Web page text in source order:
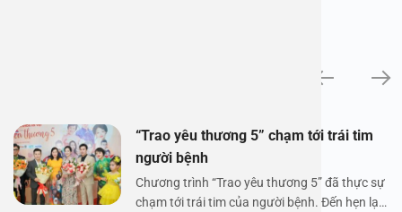
“Trao yêu thương 5” chạm tới trái tim
người bệnh
Chương trình “Trao yêu thương 5” đã thực sự
chạm tới trái tim của người bệnh. Đến hẹn lại